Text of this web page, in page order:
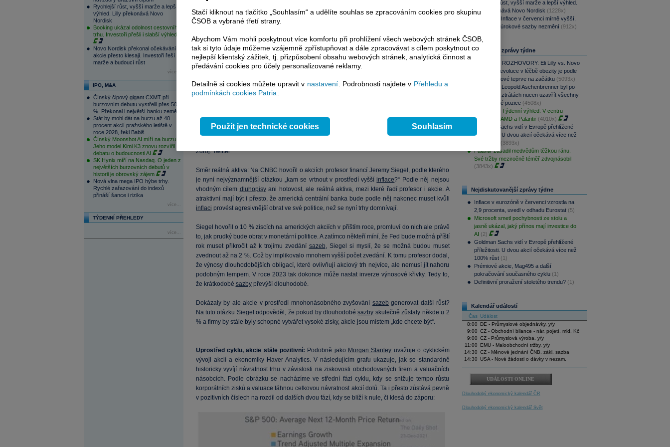
Rychlejší růst, vyšší marže a lepší
výhled. Lilly překonává Novo
Nordisk
Booking ukázal odolnost cestovního
trhu. Investoři přešli i slabší výhled
Novo Nordisk překonal očekávání,
akcie přesto klesají. Investoři řeší
marže a budoucí růst
více...
IPO, M&A
Čínský čipový gigant CXMT při
burzovním debutu vystřelil přes 500
%. Překonal i největší banku země
Stát by mohl dát na burzu až 40
procent akcií pražského letiště v
roce 2028, řekl Babiš
Čínský Moonshot AI míří na burzu.
Jeho model Kimi K3 znovu rozvířil
debatu o budoucnosti AI
SK Hynix míří na Nasdaq. O jeden z
největších burzovních debutů v
historii je obrovský zájem
Nová vlna mega IPO hýbe trhy.
Rychlé zařazování do indexů
přináší šance i rizika
více...
TÝDENNÍ PŘEHLEDY
více...
Zdroj: Twitter
Směr reálná aktiva: Na CNBC hovořil o akciích profesor financí Jeremy Siegel, podle kterého
je nyní nejvýznamnější otázkou „kam se vrtnout v prostředí vyššíinflace?“ Podle něj nejsou
vhodným cílem dluhopisyani hotovost, ale reálná aktiva, mezi které řadí profesor i akcie. A
atraktivní mají být i přesto, že americká centrální banka bude podle něj nakonec muset kvůli
inflaci provést agresivnější obrat ve své politice, než se nyní trhy domnívají.
Siegel hovořil o 10 % ziscích na amerických akciích v příštím roce, promluví do nich ale právě
to, jak prudký bude obrat v monetární politice. A zatímco někteří míní, že Fed bude možná příští
rok muset přikročit až k trojímu zvedání sazeb, Siegel si myslí, že se možná budou muset
zvednout až na 2 %. Což by implikovalo mnohem vyšší počet zvedání. K tomu profesor dodal,
že výnosy dlouhodobějších obligací, které ovlivňují akciový trh nejvíce, ale nemusí jít nahoru
podobným tempem. V roce 2023 tak dokonce může nastat inverze výnosové křivky. Tedy to,
že krátkodobé sazbypřevýší dlouhodobé.
Dokázaly by ale akcie v prostředí mnohonásobného zvyšování sazeb generovat další růst?
Na tuto otázku Siegel odpověděl, že pokud by dlouhodobésazby skutečně zůstaly někde u 2
% a firmy by stále byly schopné vytvářet vysoké zisky, akcie jsou místem „kde chcete být“.
Uprostřed cyklu, akcie stále pozitivní: Podobně jako Morgan Stanley uvažuje o cyklickém
vývoji akcií a ekonomiky Haver Analytics. V následujícím grafu ukazuje, jak se standardně
historicky vyvíjí návratnost trhu v závislosti na ziskovosti obchodovaných firem a valuačních
násobcích. Podle obrázku se nacházíme ve střední fázi cyklu, kdy se snižuje tempo růstu
korporátních zisků a valuace táhnou celkovou návratnost akcií dolů. Ta i přesto zůstává pevně
v pozitivních číslech na rozdíl od dalších dvou fází, kdy se blíží k nule, či klesá do záporu:
Rychlejší růst, vyšší marže a lepší výhled.
Lilly překonává Novo Nordisk (1228x)
Rozbřesk: Inflace v červenci mírně vyšší,
ČNB dnes úrokové sazby nezmění (912x)
Nejčtenější zprávy týdne
PODCAST ROZHOVORY: Eli Lilly vs. Novo
Nordisk. Revoluce v léčbě obezity je podle
MUDr. Kunové teprve na začátku (5093x)
AI investor Leopold Aschenbrenner byl po
výrazných ztrátách nucen uzavřít všechny
své akciové pozice (4508x)
PODCAST Týdenní výhled: V centru
pozornosti AMD a Palantir (4010x)
Goldman Sachs vidí v Evropě přehlížené
příležitosti. U dvou akcií očekává více než
(3893x)
Palantir zasadil medvědům těžkou ránu.
Své tržby meziročně téměř zdvojnásobil
(3843x)
Nejdiskutovanější zprávy týdne
Inflace v eurozóně v červenci vzrostla na
2,9 procenta, uvedl v odhadu Eurostat (5)
Microsoft smetl pochybnosti ze stolu a
jasně ukázal, jaký přínos mají investice do
AI (2)
Goldman Sachs vidí v Evropě přehlížené
příležitosti. U dvou akcií očekává více než
100% růst (1)
Prémiové akcie, Mag495 a další
pokračování současného cyklu (1)
Definitivní proražení stoletého trendu? (1)
Kalendář událostí
Čas Událost
8:00
DE - Průmyslové objednávky, y/y
9:00 CZ - Obchodní bilance - nár. pojetí, mld. Kč
9:00 CZ - Průmyslová výroba, y/y
11:00
EMU - Maloobchodní tržby, y/y
14:30 CZ - Měnové jednání ČNB, zákl. sazba
14:30 USA - Nové žádosti o dávky v nezam.
UDÁLOSTI ONLINE
Dlouhodobý ekonomický kalendář ČR
Dlouhodobý ekonomický kalendář Svět
Stačí kliknout na tlačítko „Souhlasím“ a udělíte souhlas se zpracováním cookies pro skupinu
ČSOB a vybrané třetí strany.
Abychom Vám mohli poskytnout více komfortu při prohlížení všech webových stránek ČSOB,
tak si tyto údaje můžeme vzájemně zpřístupňovat a dále zpracovávat s cílem poskytnout co
nejlepší klientský zážitek, tj. přizpůsobení obsahu webových stránek, analytická činnost a
předávání cookies pro účely personalizované reklamy.
Detailně si cookies můžete upravit v nastavení . Podrobnosti najdete v Přehledu a
podmínkách cookies Patria
Použít jen technické cookies Souhlasím